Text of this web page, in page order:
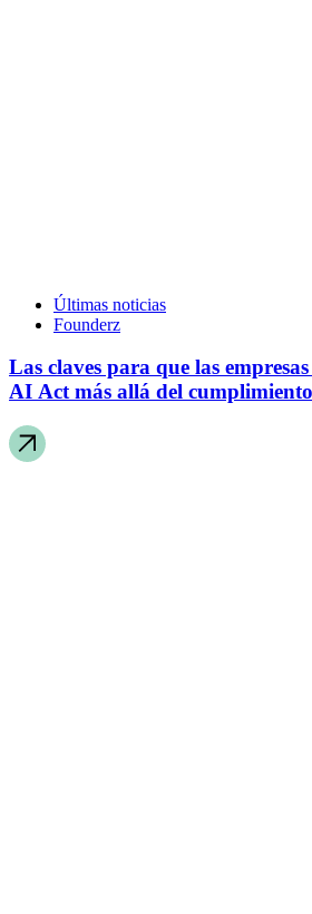
Últimas noticias
Founderz
Las claves para que las
AI Act más allá del